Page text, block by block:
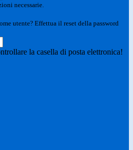
necessarie.
utente? Effettua il reset della password
la casella di posta elettronica!